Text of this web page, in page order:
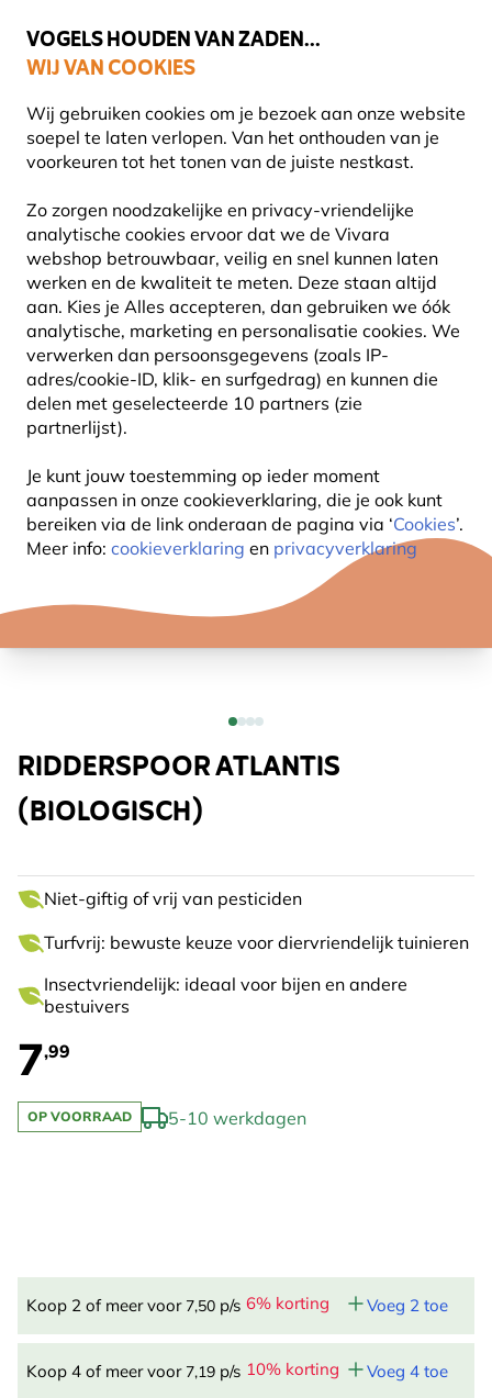
VOGELS HOUDEN VAN ZADEN...
WIJ VAN COOKIES
Wij gebruiken cookies om je bezoek aan onze website
soepel te laten verlopen. Van het onthouden van je
voorkeuren tot het tonen van de juiste nestkast.
Zo zorgen noodzakelijke en privacy-vriendelijke
analytische cookies ervoor dat we de Vivara
webshop betrouwbaar, veilig en snel kunnen laten
werken en de kwaliteit te meten. Deze staan altijd
aan. Kies je Alles accepteren, dan gebruiken we óók
analytische, marketing en personalisatie cookies. We
verwerken dan persoonsgegevens (zoals IP-
adres/cookie-ID, klik- en surfgedrag) en kunnen die
delen met geselecteerde 10 partners (zie
partnerlijst).
Je kunt jouw toestemming op ieder moment
aanpassen in onze cookieverklaring, die je ook kunt
bereiken via de link onderaan de pagina via ‘Cookies’.
Meer info: cookieverklaring en privacyverklaring
Uitstekend beoordeeld door klanten in 11 landen
Gratis thuisbezorgd bij orders vanaf €59
RIDDERSPOOR ATLANTIS
(BIOLOGISCH)
Niet-giftig of vrij van pesticiden
Turfvrij: bewuste keuze voor diervriendelijk tuinieren
Insectvriendelijk: ideaal voor bijen en andere
bestuivers
7,99
OP VOORRAAD 5-10 werkdagen
Koop 2 of meer voor 7,50 p/s 6% korting Voeg 2 toe
Koop 4 of meer voor 7,19 p/s 10% korting Voeg 4 toe